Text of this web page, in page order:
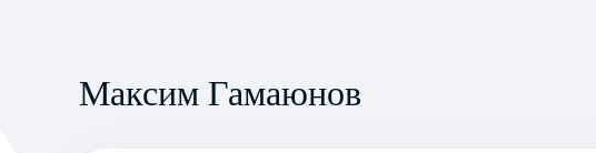
Максим Гамаюнов